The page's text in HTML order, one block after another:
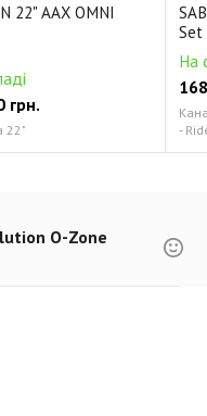
22" AAX OMNI
грн.
22"
Set
На
-
O-Zone